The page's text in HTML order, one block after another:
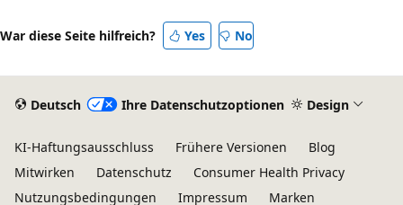
War diese Seite hilfreich? Yes No
Deutsch Ihre Datenschutzoptionen Design
KI-Haftungsausschluss Frühere Versionen
Blog
Mitwirken
Datenschutz
Consumer Health Privacy
Nutzungsbedingungen
Impressum Marken